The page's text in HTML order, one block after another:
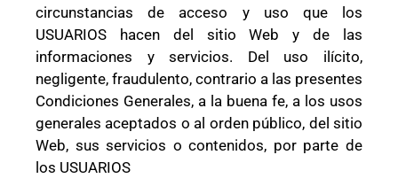
circunstancias de acceso y uso que los
USUARIOS hacen del sitio Web y de las
informaciones y servicios. Del uso ilícito,
negligente, fraudulento, contrario a las presentes
Condiciones Generales, a la buena fe, a los usos
generales aceptados o al orden público, del sitio
Web, sus servicios o contenidos, por parte de
los USUARIOS